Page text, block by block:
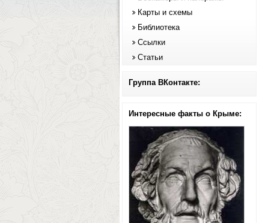
Карты и схемы
Библиотека
Ссылки
Статьи
Группа ВКонтакте:
Интересные факты о Крыме: